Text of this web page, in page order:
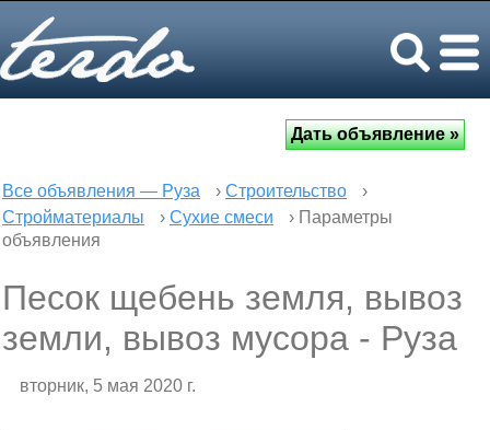
Все объявления — Руза › Строительство
›
Стройматериалы
› Сухие смеси
› Параметры
объявления
Песок щебень земля, вывоз
земли, вывоз мусора - Руза
вторник, 5 мая 2020 г.